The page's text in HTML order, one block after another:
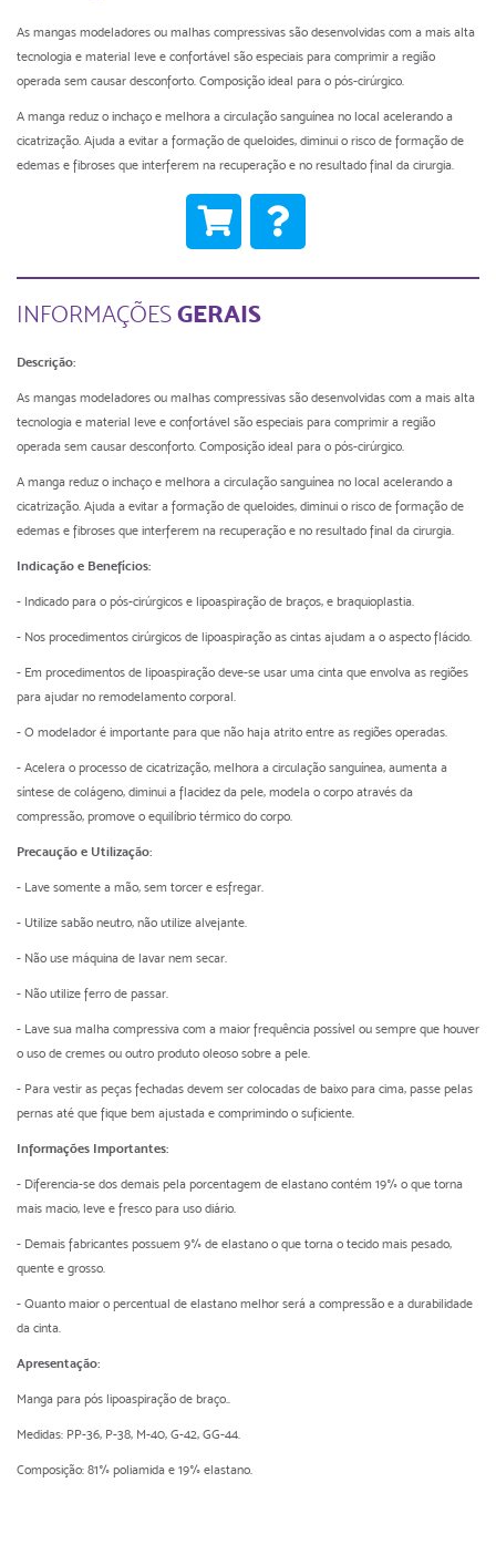
As mangas modeladores ou malhas compressivas são desenvolvidas com a mais alta
tecnologia e material leve e confortável são especiais para comprimir a região
operada sem causar desconforto. Composição ideal para o pós-cirúrgico.
A manga reduz o inchaço e melhora a circulação sanguínea no local acelerando a
cicatrização. Ajuda a evitar a formação de queloides, diminui o risco de formação de
edemas e fibroses que interferem na recuperação e no resultado final da cirurgia.
INFORMAÇÕES GERAIS
Descrição:
As mangas modeladores ou malhas compressivas são desenvolvidas com a mais alta
tecnologia e material leve e confortável são especiais para comprimir a região
operada sem causar desconforto. Composição ideal para o pós-cirúrgico.
A manga reduz o inchaço e melhora a circulação sanguínea no local acelerando a
cicatrização. Ajuda a evitar a formação de queloides, diminui o risco de formação de
edemas e fibroses que interferem na recuperação e no resultado final da cirurgia.
Indicação e Benefícios:
- Indicado para o pós-cirúrgicos e lipoaspiração de braços, e braquioplastia.
- Nos procedimentos cirúrgicos de lipoaspiração as cintas ajudam a o aspecto flácido.
- Em procedimentos de lipoaspiração deve-se usar uma cinta que envolva as regiões
para ajudar no remodelamento corporal.
- O modelador é importante para que não haja atrito entre as regiões operadas.
- Acelera o processo de cicatrização, melhora a circulação sanguínea, aumenta a
síntese de colágeno, diminui a flacidez da pele, modela o corpo através da
compressão, promove o equilíbrio térmico do corpo.
Precaução e Utilização:
- Lave somente a mão, sem torcer e esfregar.
- Utilize sabão neutro, não utilize alvejante.
- Não use máquina de lavar nem secar.
- Não utilize ferro de passar.
- Lave sua malha compressiva com a maior frequência possível ou sempre que houver
o uso de cremes ou outro produto oleoso sobre a pele.
- Para vestir as peças fechadas devem ser colocadas de baixo para cima, passe pelas
pernas até que fique bem ajustada e comprimindo o suficiente.
Informações Importantes:
- Diferencia-se dos demais pela porcentagem de elastano contém 19% o que torna
mais macio, leve e fresco para uso diário.
- Demais fabricantes possuem 9% de elastano o que torna o tecido mais pesado,
quente e grosso.
- Quanto maior o percentual de elastano melhor será a compressão e a durabilidade
da cinta.
Apresentação:
Manga para pós lipoaspiração de braço..
Medidas: PP-36, P-38, M-40, G-42, GG-44.
Composição: 81% poliamida e 19% elastano.